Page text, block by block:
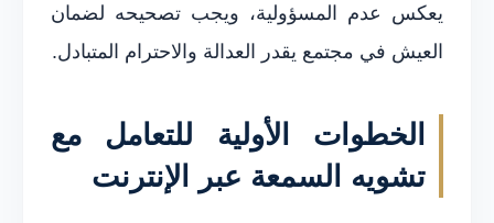
يعكس عدم المسؤولية، ويجب تصحيحه لضمان
العيش في مجتمع يقدر العدالة والاحترام المتبادل.
الخطوات الأولية للتعامل مع
تشويه السمعة عبر الإنترنت